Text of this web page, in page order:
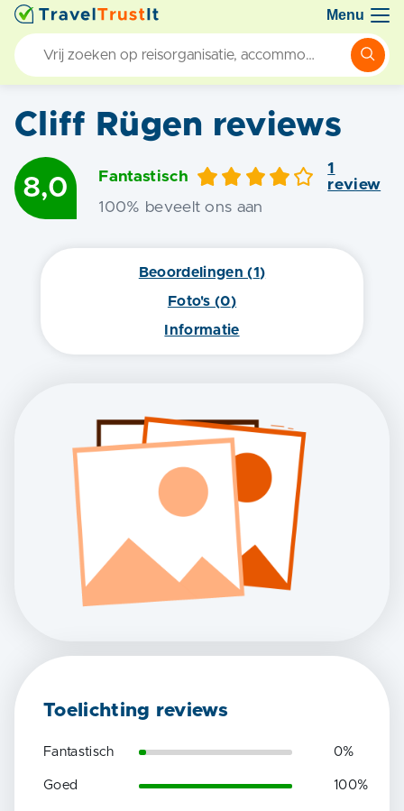
Menu
Cliff Rügen reviews
8,0 Fantastisch
1
review
100% beveelt ons aan
Beoordelingen (1)
Foto's (0)
Informatie
Toelichting reviews
Fantastisch 0%
Goed 100%